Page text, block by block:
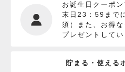
お誕生日クーポ
末日23：59まで
須）また、お得
プレゼントしてい
貯まる・使える